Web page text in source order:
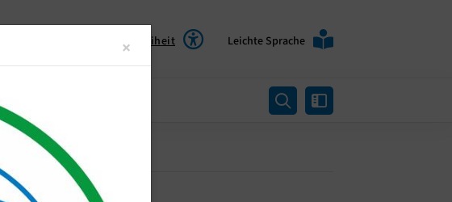
Barrierefreiheit Leichte Sprache
× Close